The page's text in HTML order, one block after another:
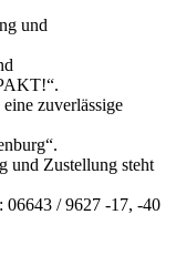
und
zuverlässige
und Zustellung steht
06643 / 9627 -17, -40